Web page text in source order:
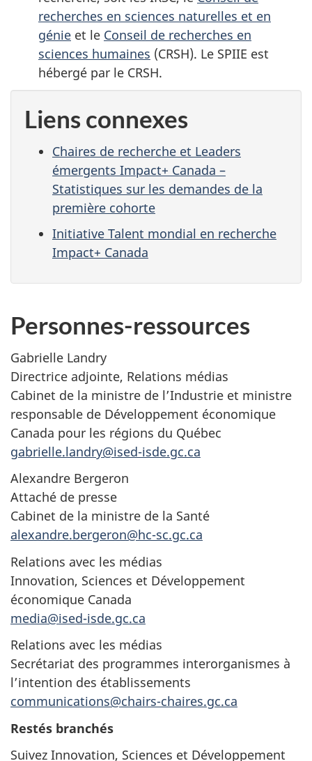
recherches en sciences naturelles et en
génie et le Conseil de recherches en
sciences humaines (CRSH). Le SPIIE est
hébergé par le CRSH.
Liens connexes
Chaires de recherche et Leaders
émergents Impact+ Canada –
Statistiques sur les demandes de la
première cohorte
Initiative Talent mondial en recherche
Impact+ Canada
Personnes-ressources
Gabrielle Landry
Directrice adjointe, Relations médias
Cabinet de la ministre de l’Industrie et ministre
responsable de Développement économique
Canada pour les régions du Québec
gabrielle.landry@ised-isde.gc.ca
Alexandre Bergeron
Attaché de presse
Cabinet de la ministre de la Santé
alexandre.bergeron@hc-sc.gc.ca
Relations avec les médias
Innovation, Sciences et Développement
économique Canada
media@ised-isde.gc.ca
Relations avec les médias
Secrétariat des programmes interorganismes à
l’intention des établissements
communications@chairs-chaires.gc.ca
Restés branchés
Suivez Innovation, Sciences et Développement